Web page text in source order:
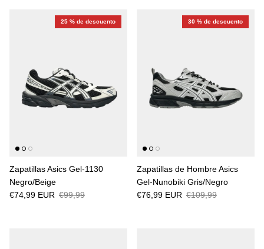
25 % de descuento
Zapatillas Asics Gel-1130
Negro/Beige
€74,99 EUR €99,99
30 % de descuento
Zapatillas de Hombre Asics
Gel-Nunobiki Gris/Negro
€76,99 EUR €109,99